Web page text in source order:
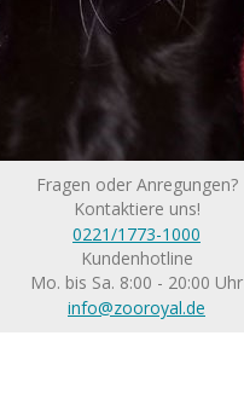
Fragen oder Anregungen?
Kontaktiere uns!
0221/1773-1000
Kundenhotline
Mo. bis Sa. 8:00 - 20:00 Uhr
info@zooroyal.de